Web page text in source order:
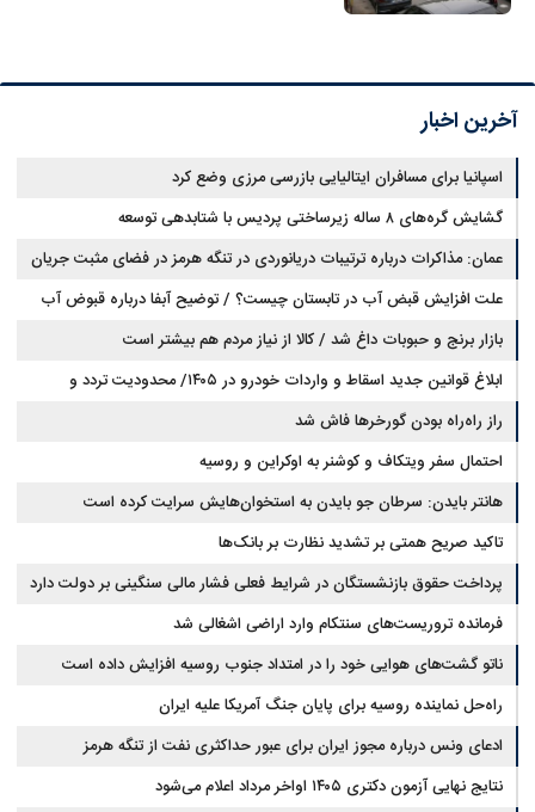
آخرین اخبار
اسپانیا برای مسافران ایتالیایی بازرسی مرزی وضع کرد
گشایش گره‌های ۸ ساله زیرساختی پردیس با شتابدهی توسعه
عمان: مذاکرات درباره ترتیبات دریانوردی در تنگه هرمز در فضای مثبت جریان
دارد
علت افزایش قبض آب در تابستان چیست؟ / توضیح آبفا درباره قبوض آب
بازار برنج و حبوبات داغ شد / کالا از نیاز مردم هم بیشتر است
ابلاغ قوانین جدید اسقاط و واردات خودرو در ۱۴۰۵/ محدودیت تردد و
سوخت‌رسانی به فرسوده‌ها
راز راه‌راه بودن گورخرها فاش شد
احتمال سفر ویتکاف و کوشنر به اوکراین و روسیه
هانتر بایدن: سرطان جو بایدن به استخوان‌هایش سرایت کرده است
تاکید صریح همتی بر تشدید نظارت بر بانک‌ها
پرداخت حقوق بازنشستگان در شرایط فعلی فشار مالی سنگینی بر دولت دارد
فرمانده تروریست‌های سنتکام وارد اراضی اشغالی شد
ناتو گشت‌های هوایی خود را در امتداد جنوب روسیه افزایش داده است
راه‌حل نماینده روسیه برای پایان جنگ آمریکا علیه ایران
ادعای ونس درباره مجوز ایران برای عبور حداکثری نفت از تنگه هرمز
نتایج نهایی آزمون دکتری ۱۴۰۵ اواخر مرداد اعلام می‌شود